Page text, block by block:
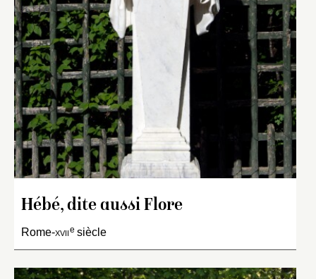
Hébé, dite aussi Flore
Rome-xviie siècle